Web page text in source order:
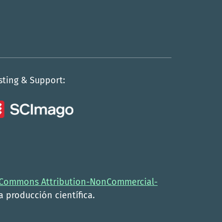
& Support:
Attribution-NonCommercial-
producción científica.